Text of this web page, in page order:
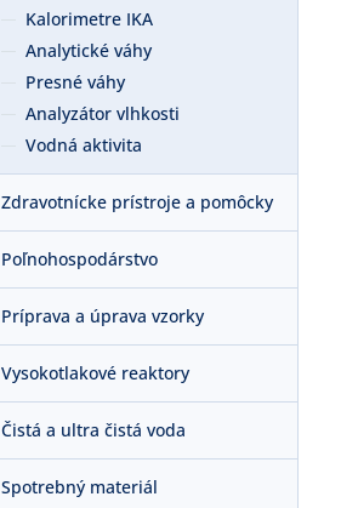
Kalorimetre IKA
Analytické váhy
Presné váhy
Analyzátor vlhkosti
Vodná aktivita
Zdravotnícke prístroje a pomôcky
Poľnohospodárstvo
Príprava a úprava vzorky
Vysokotlakové reaktory
Čistá a ultra čistá voda
Spotrebný materiál